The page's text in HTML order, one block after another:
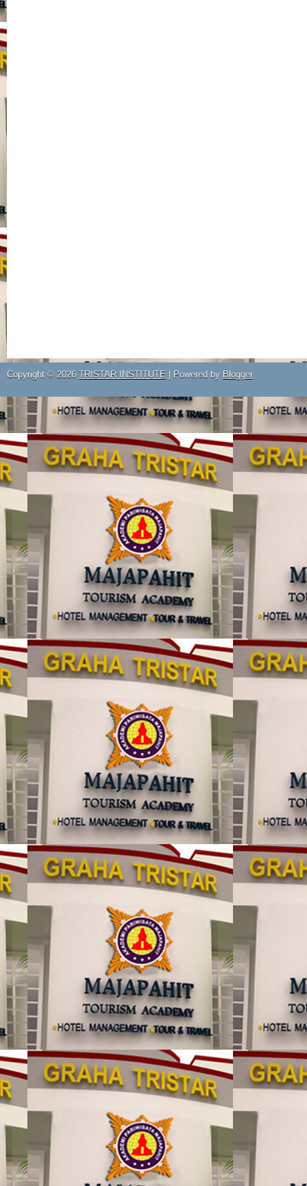
Copyright © 2026 TRISTAR INSTITUTE | Powered by Blogger